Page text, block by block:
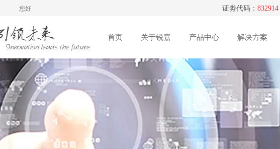
您好，欢迎来到广州锐嘉工业股份有限公司！ 证劵代码： 832914
首页 关于锐嘉 产品中心 解决方案